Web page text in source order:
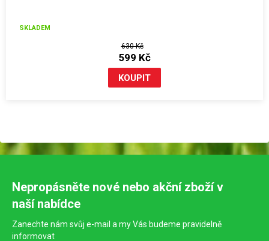
SKLADEM
630 Kč
599 Kč
Nepropásněte nové nebo akční zboží v
naší nabídce
Zanechte nám svůj e-mail a my Vás budeme pravidelně
informovat